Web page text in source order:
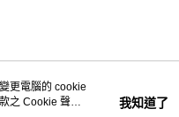
更電腦的 cookie
之 Cookie 聲明
我知道了